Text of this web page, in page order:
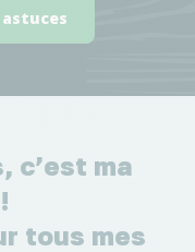
c’est ma
tous mes